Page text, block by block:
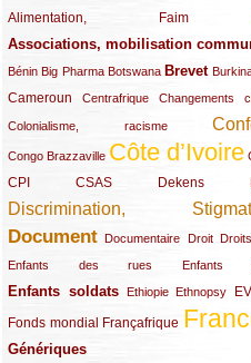
Alimentation, Faim
(48/289)
(203/289)
Associations, mobilisation
(65/289)
Bénin
(13/289)Big Pharma
(16/289) Botswana
(9/289) Brevet
(83/289)
(18/289)
(30/289)
Cameroun
(47/289) Centrafrique
(23/289) Changements
(10/289)
Colonialisme, racisme
(19/289)
(118/289)
Congo Brazzaville
(24/289) Côte d’Ivoire
(263/289)
(13/289)
CPI
(48/289) CSAS
(32/289) Dekens
(29/289)
(19/289)
Discrimination,
(131/289)
Document
(145/289) Documentaire
(9/289) Droit
(20/289)
(22/289)
Enfants des rues
(21/289) Enfants
(10/289)
Enfants soldats
(68/289) Ethiopie
(12/289) Ethnopsy
(15/289)
(55/289)
(22/289)
Fonds mondial
(48/289) Françafrique
(39/289)
(289/289)
(12/289)
Génériques
(59/289)
(22/289)